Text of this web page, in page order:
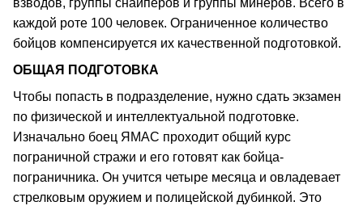
взводов, группы снайперов и группы минеров. Всего в
каждой роте 100 человек. Ограниченное количество
бойцов компенсируется их качественной подготовкой.
ОБЩАЯ ПОДГОТОВКА
Чтобы попасть в подразделение, нужно сдать экзамен
по физической и интеллектуальной подготовке.
Изначально боец ЯМАС проходит общий курс
пограничной стражи и его готовят как бойца-
пограничника. Он учится четыре месяца и овладевает
стрелковым оружием и полицейской дубинкой. Это